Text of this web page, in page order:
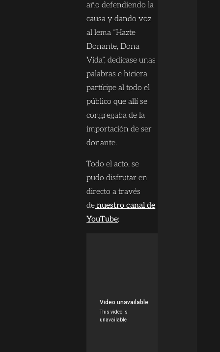
año defendiendo la
causa y dando voz
al lema ”Hazte
Donante, Dona
Vida”, dedicase unas
palabras e hiciera
partícipe al todo el
público que allí se
congregaba de la
importación de ser
donante.
Todo el acto, se
pudo disfrutar en
directo a través
de nuestro canal de
YouTube: